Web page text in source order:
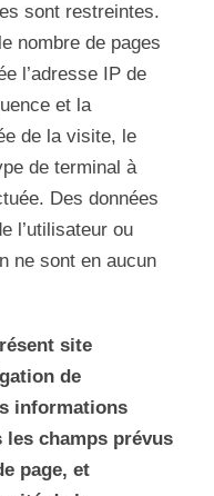
sont restreintes.
nombre de pages
l’adresse IP de
et la
de la visite, le
de terminal à
Des données
l’utilisateur ou
ne sont en aucun
site
de
informations
les champs prévus
page, et